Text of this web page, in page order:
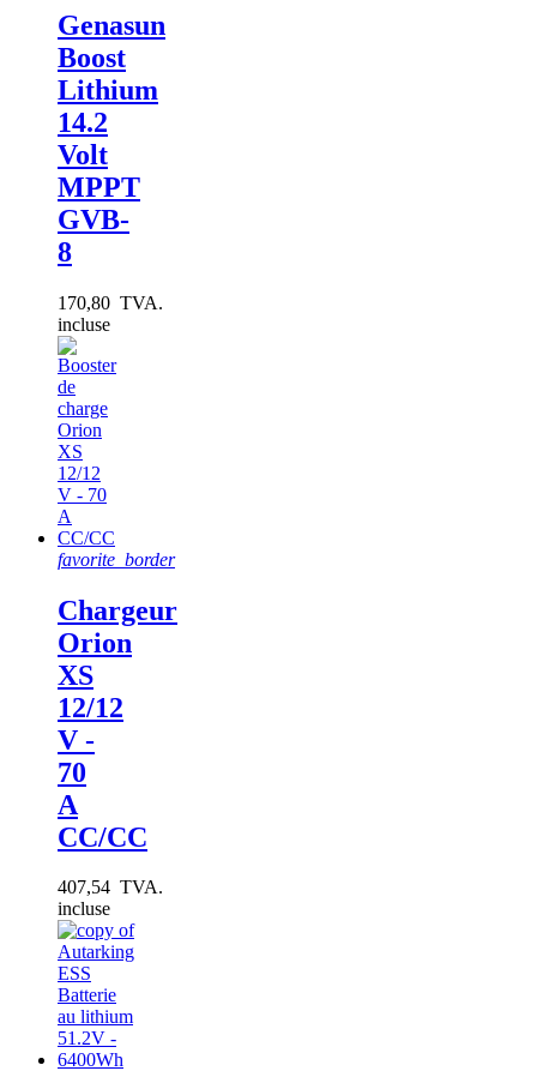
Genasun
Boost
Lithium
14.2
Volt
MPPT
GVB-
8
170,80 TVA.
incluse
favorite_border
Chargeur
Orion
XS
12/12
V -
70
A
CC/CC
407,54 TVA.
incluse